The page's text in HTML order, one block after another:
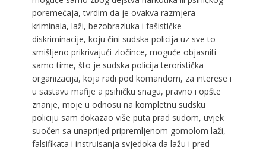
poremećaja, tvrdim da je ovakva razmjera
kriminala, laži, bezobrazluka i fašističke
diskriminacije, koju čini sudska policija uz sve to
smišljeno prikrivajući zločince, moguće objasniti
samo time, što je sudska policija teroristička
organizacija, koja radi pod komandom, za interese i
u sastavu mafije a psihičku snagu, pravno i opšte
znanje, moje u odnosu na kompletnu sudsku
policiju sam dokazao više puta prad sudom, uvjek
suočen sa unaprijed pripremljenom gomolom laži,
falsifikata i instruisanja svjedoka da lažu i pred